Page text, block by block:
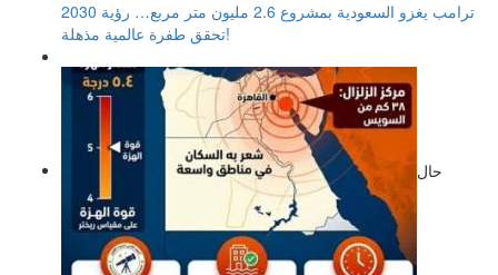
ترامب يغزو السعودية بمشروع 2.6 مليون متر مربع… رؤية 2030
تحقق طفرة عالمية مذهلة!
حال